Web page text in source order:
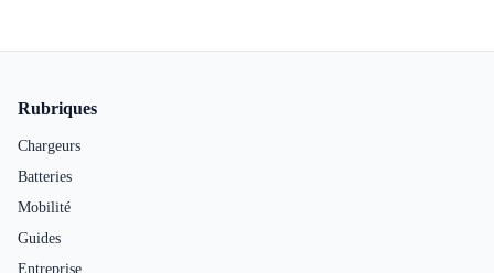
Rubriques
Chargeurs
Batteries
Mobilité
Guides
Entreprise